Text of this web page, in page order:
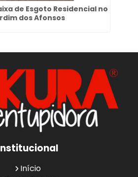
de Esgoto Residencial no
dos Afonsos
Início